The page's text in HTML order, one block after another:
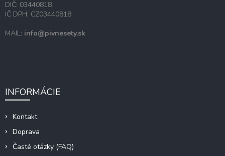
DIČ: 03440818
IČ DPH: CZ03440818
MAIL: info@pivnesety.sk
INFORMÁCIE
Kontakt
Doprava
Časté otázky (FAQ)